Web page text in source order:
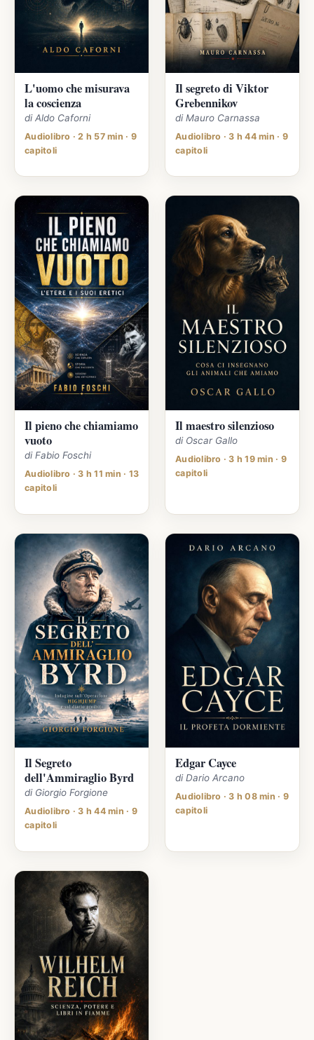
L'uomo che misurava
la coscienza
di Aldo Caforni
Audiolibro · 2 h 57 min · 9
capitoli
Il segreto di Viktor
Grebennikov
di Mauro Carnassa
Audiolibro · 3 h 44 min · 9
capitoli
Il pieno che chiamiamo
vuoto
di Fabio Foschi
Audiolibro · 3 h 11 min · 13
capitoli
Il maestro silenzioso
di Oscar Gallo
Audiolibro · 3 h 19 min · 9
capitoli
Il Segreto
dell'Ammiraglio Byrd
di Giorgio Forgione
Audiolibro · 3 h 44 min · 9
capitoli
Edgar Cayce
di Dario Arcano
Audiolibro · 3 h 08 min · 9
capitoli